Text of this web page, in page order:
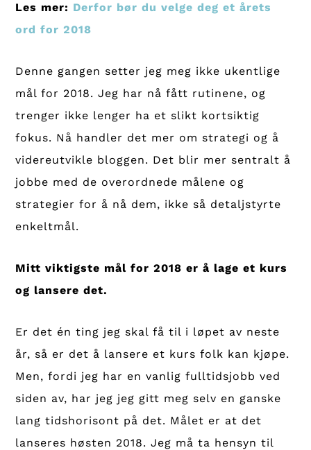
Les mer: Derfor bør du velge deg et årets
ord for 2018
Denne gangen setter jeg meg ikke ukentlige
mål for 2018. Jeg har nå fått rutinene, og
trenger ikke lenger ha et slikt kortsiktig
fokus. Nå handler det mer om strategi og å
videreutvikle bloggen. Det blir mer sentralt å
jobbe med de overordnede målene og
strategier for å nå dem, ikke så detaljstyrte
enkeltmål.
Mitt viktigste mål for 2018 er å lage et kurs
og lansere det.
Er det én ting jeg skal få til i løpet av neste
år, så er det å lansere et kurs folk kan kjøpe.
Men, fordi jeg har en vanlig fulltidsjobb ved
siden av, har jeg jeg gitt meg selv en ganske
lang tidshorisont på det. Målet er at det
lanseres høsten 2018. Jeg må ta hensyn til